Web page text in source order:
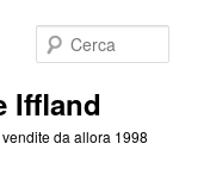
Iffland
da allora 1998